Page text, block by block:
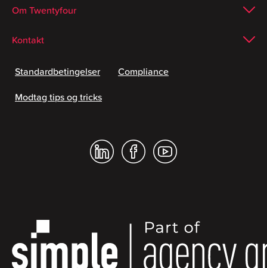
Om Twentyfour
Kontakt
Standardbetingelser
Compliance
Modtag tips og tricks